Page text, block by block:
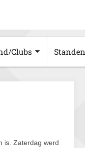
Clubs Standen
is. Zaterdag werd